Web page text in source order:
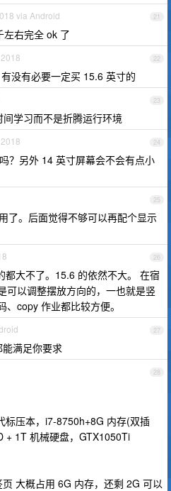
21
via Android
左右完全 ok 了
22
没有必要一定买 15.6 英寸的
23
学习而不是折腾运行环境
24
？另外 14 英寸屏幕会不会有点小
25
了。后面觉得不够可以再配个显示
26
都大不了。15.6 的依然不大。 在宿
可以调整摆放方向的，一也就是竖
copy 作业都比较方便。
27
满足你要求
28
标压本，i7-8750h+8G 内存(双插
+ 1T 机械硬盘，GTX1050Ti
大概占用 6G 内存，还剩 2G 可以